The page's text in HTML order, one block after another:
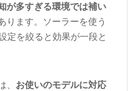
が多すぎる環境では補い
ります。ソーラーを使う
定を絞ると効果が一段と
お使いのモデルに対応